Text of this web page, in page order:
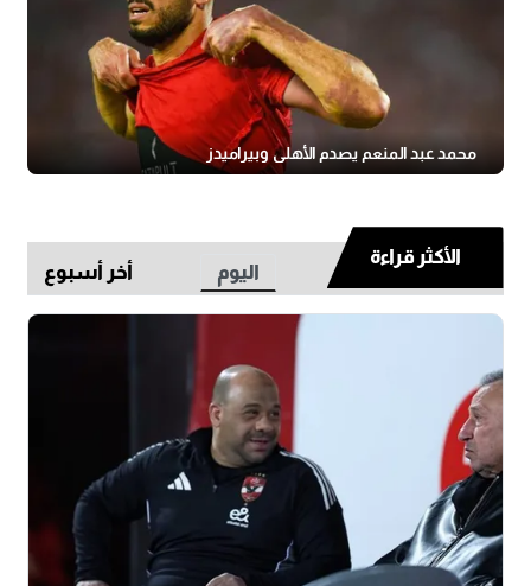
محمد عبد المنعم يصدم الأهلي وبيراميدز
الأكثر قراءة
اليوم أخر أسبوع